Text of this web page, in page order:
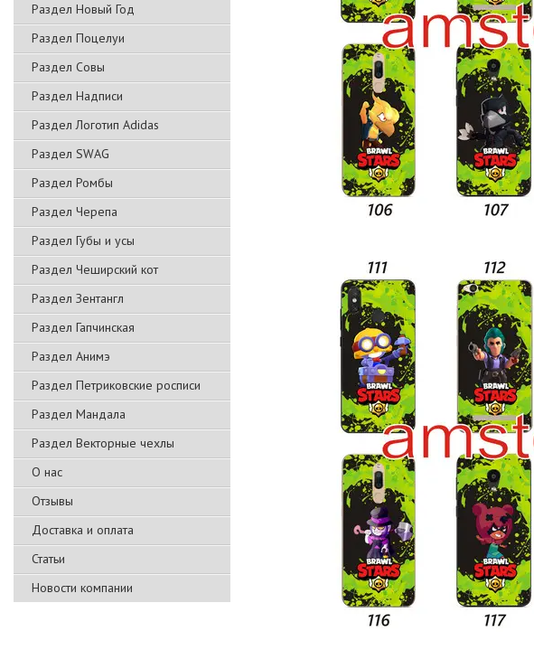
Раздел Новый Год
Раздел Поцелуи
Раздел Совы
Раздел Надписи
Раздел Логотип Adidas
Раздел SWAG
Раздел Ромбы
Раздел Черепа
Раздел Губы и усы
Раздел Чеширский кот
Раздел Зентангл
Раздел Гапчинская
Раздел Анимэ
Раздел Петриковские росписи
Раздел Мандала
Раздел Векторные чехлы
О нас
Отзывы
Доставка и оплата
Статьи
Новости компании